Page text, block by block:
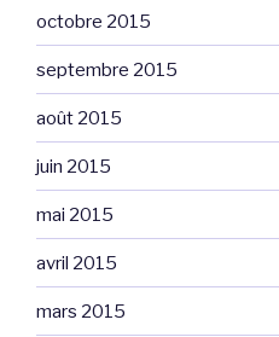
octobre 2015
septembre 2015
août 2015
juin 2015
mai 2015
avril 2015
mars 2015